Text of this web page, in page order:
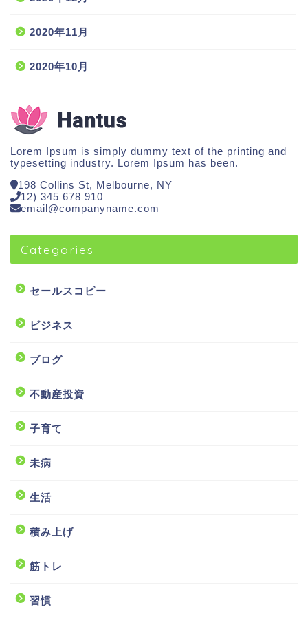
2020年11月
2020年10月
Lorem Ipsum is simply dummy text of the printing and
typesetting industry. Lorem Ipsum has been.
198 Collins St, Melbourne, NY
12) 345 678 910
email@companyname.com
Categories
セールスコピー
ビジネス
ブログ
不動産投資
子育て
未病
生活
積み上げ
筋トレ
習慣